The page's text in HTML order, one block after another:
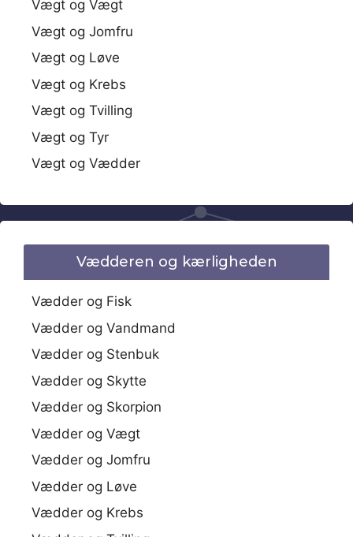
Vægt og Vægt
Vægt og Jomfru
Vægt og Løve
Vægt og Krebs
Vægt og Tvilling
Vægt og Tyr
Vægt og Vædder
Vædderen og kærligheden
Vædder og Fisk
Vædder og Vandmand
Vædder og Stenbuk
Vædder og Skytte
Vædder og Skorpion
Vædder og Vægt
Vædder og Jomfru
Vædder og Løve
Vædder og Krebs